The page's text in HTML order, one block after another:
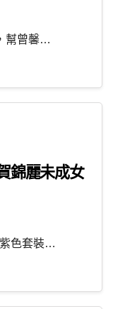
幫曾馨…
錦麗未成女
色套裝…